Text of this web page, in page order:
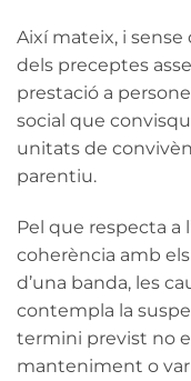
Així mateix, i
dels preceptes
prestació a
social que
unitats de
parentiu.
Pel que respecta a
coherència amb
d’una banda, les
contempla la
termini previst no
manteniment o